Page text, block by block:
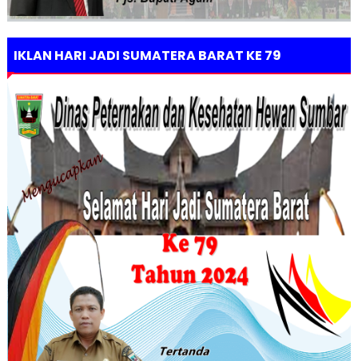
IKLAN HARI JADI SUMATERA BARAT KE 79